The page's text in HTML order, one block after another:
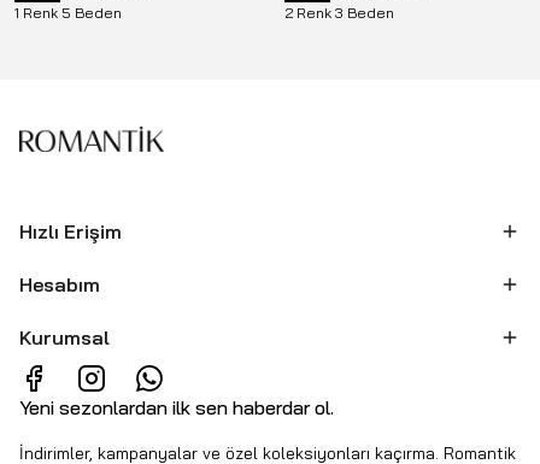
1 Renk 5 Beden 2 Renk 3 Beden
Hızlı Erişim
Hesabım
Kurumsal
Yeni sezonlardan ilk sen haberdar ol.
İndirimler, kampanyalar ve özel koleksiyonları kaçırma. Romantik